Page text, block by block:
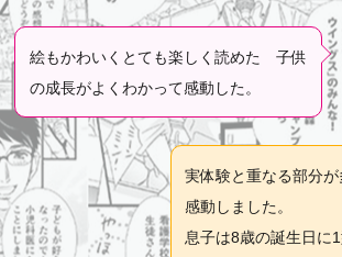
絵もかわいくとても楽しく読めた 子供
の成長がよくわかって感動した。
実体験と重なる部分
感動しました。
息子は8歳の誕生日に